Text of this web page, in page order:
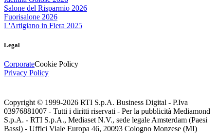
Salone del Risparmio 2026
Fuorisalone 2026
L'Artigiano in Fiera 2025
Legal
CorporateCookie Policy
Privacy Policy
Copyright © 1999-2026 RTI S.p.A. Business Digital - P.Iva
03976881007 - Tutti i diritti riservati - Per la pubblicità Mediamond
S.p.A. - RTI S.p.A., Mediaset N.V., sede legale Amsterdam (Paesi
Bassi) - Uffici Viale Europa 46, 20093 Cologno Monzese (MI)